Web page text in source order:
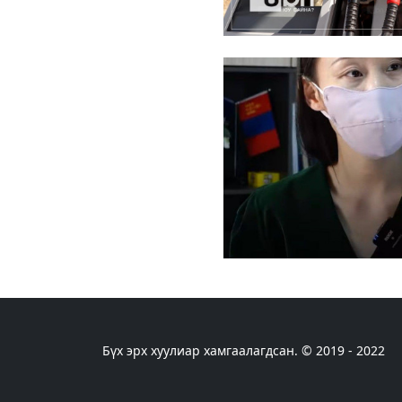
Бүх эрх хуулиар хамгаалагдсан. © 2019 - 2022